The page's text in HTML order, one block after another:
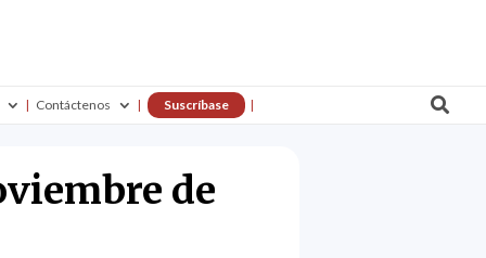
Contáctenos Suscríbase 
de